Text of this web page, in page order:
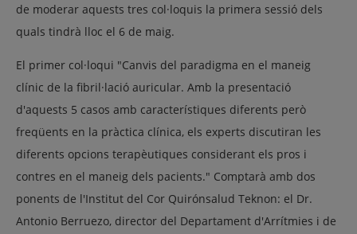
de moderar aquests tres col·loquis la primera sessió dels
quals tindrà lloc el 6 de maig.
El primer col·loqui "Canvis del paradigma en el maneig
clínic de la fibril·lació auricular. Amb la presentació
d'aquests 5 casos amb característiques diferents però
freqüents en la pràctica clínica, els experts discutiran les
diferents opcions terapèutiques considerant els pros i
contres en el maneig dels pacients." Comptarà amb dos
ponents de l'Institut del Cor Quirónsalud Teknon: el Dr.
Antonio Berruezo, director del Departament d'Arrítmies i de